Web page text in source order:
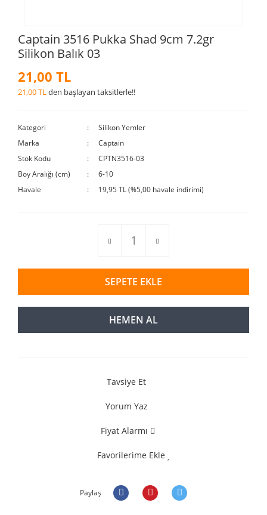
Captain 3516 Pukka Shad 9cm 7.2gr
Silikon Balık 03
21,00 TL
21,00 TLden başlayan taksitlerle!!
Kategori
Silikon Yemler
Marka
Captain
Stok Kodu
CPTN3516-03
Boy Aralığı (cm)
6-10
Havale
19,95 TL (%5,00 havale indirimi)
SEPETE EKLE
HEMEN AL
Tavsiye Et
Yorum Yaz
Fiyat Alarmı
Favorilerime Ekle
Paylaş